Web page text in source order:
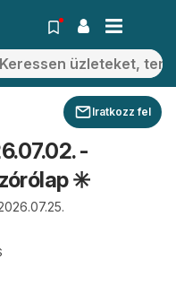
Iratkozz fel
-
✳️